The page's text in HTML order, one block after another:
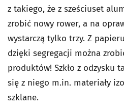
z takiego, że z sześciuset
zrobić nowy rower, a na
wystarczą tylko trzy. Z
dzięki segregacji można
produktów! Szkło z odzysku
się z niego m.in. materiały
szklane.